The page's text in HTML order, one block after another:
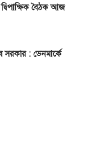
বৈঠক আজ
সরকার : ডেনমার্কে